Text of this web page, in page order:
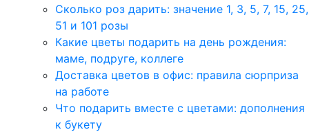
Сколько роз дарить: значение 1, 3, 5, 7, 15, 25,
51 и 101 розы
Какие цветы подарить на день рождения:
маме, подруге, коллеге
Доставка цветов в офис: правила сюрприза
на работе
Что подарить вместе с цветами: дополнения
к букету